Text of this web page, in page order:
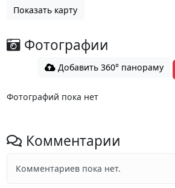
Показать карту
Фотографии
Добавить 360° панораму
Фотографий пока нет
Комментарии
Комментариев пока нет.